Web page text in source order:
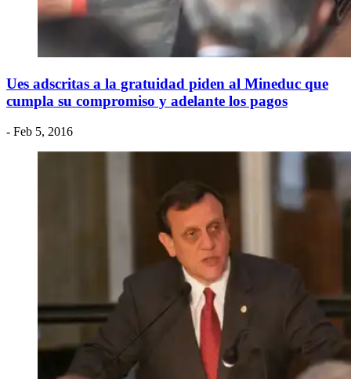
Ues adscritas a la gratuidad piden al Mineduc que
cumpla su compromiso y adelante los pagos
- Feb 5, 2016